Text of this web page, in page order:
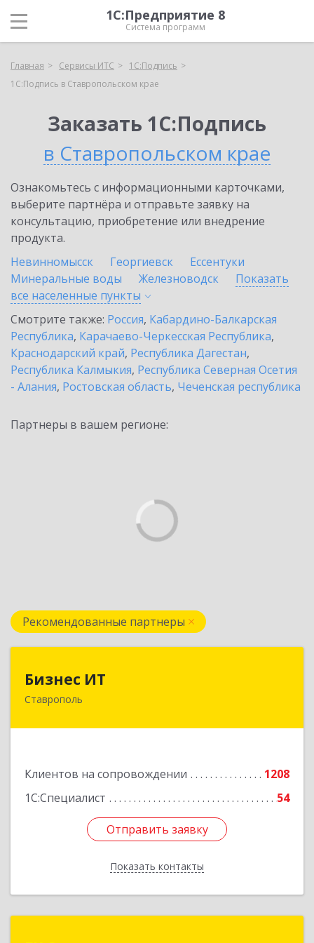
1С:Предприятие 8
Система программ
Главная Сервисы ИТС
1С:Подпись
1С:Подпись в Ставропольском крае
Заказать 1С:Подпись
в Ставропольском крае
Ознакомьтесь с информационными карточками,
выберите партнёра и отправьте заявку на
консультацию, приобретение или внедрение
продукта.
Невинномысск
Георгиевск
Ессентуки
Минеральные воды
Железноводск
Показать
все населенные пункты
Смотрите также: Россия, Кабардино-Балкарская
Республика, Карачаево-Черкесская Республика,
Краснодарский край, Республика Дагестан,
Республика Калмыкия, Республика Северная Осетия
- Алания, Ростовская область, Чеченская республика
Партнеры в вашем регионе:
Рекомендованные партнеры
Бизнес ИТ
Ставрополь
Клиентов на сопровождении
1208
1С:Специалист
54
Отправить заявку
Показать контакты
355035, Ставропольский край, Ставрополь г, 1
Отправить заявку
Назад